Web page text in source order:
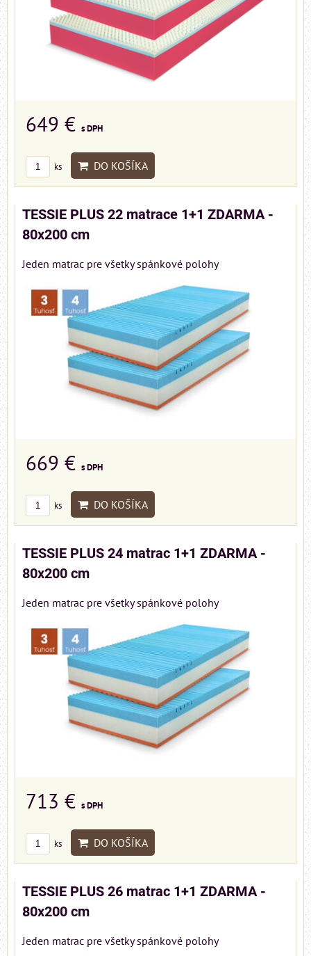
649 € s DPH
ks DO KOŠÍKA
TESSIE PLUS 22 matrace 1+1 ZDARMA -
80x200 cm
Jeden matrac pre všetky spánkové polohy
669 € s DPH
ks DO KOŠÍKA
TESSIE PLUS 24 matrac 1+1 ZDARMA -
80x200 cm
Jeden matrac pre všetky spánkové polohy
713 € s DPH
ks DO KOŠÍKA
TESSIE PLUS 26 matrac 1+1 ZDARMA -
80x200 cm
Jeden matrac pre všetky spánkové polohy